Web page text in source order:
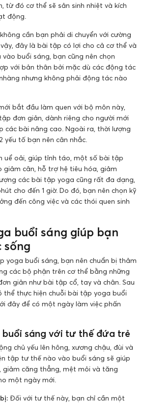
từ đó cơ thể sẽ sản sinh nhiệt và kích
động.
cần bạn phải di chuyển với cường
đây là bài tập có lợi cho cả cơ thể và
buổi sáng, bạn cũng nên chọn
với bản thân bởi mặc dù các động tác
nhưng không phải động tác nào
bắt đầu làm quen với bộ môn này,
đơn giản, dành riêng cho người mới
các bài nâng cao. Ngoài ra, thời lượng
yếu tố bạn nên cân nhắc.
uể oải, giúp tỉnh táo, một số bài tập
giảm cân, hỗ trợ hệ tiêu hóa, giảm
các bài tập yoga cũng rất đa dạng,
cho đến 1 giờ. Do đó, bạn nên chọn kỹ
đến công việc và các thói quen sinh
buổi sáng giúp bạn
sống
yoga buổi sáng, bạn nên chuẩn bị thảm
các bộ phận trên cơ thể bằng những
giản như bài tập cổ, tay và chân. Sau
thể thực hiện chuỗi bài tập yoga buổi
đây để có một ngày làm việc phấn
buổi sáng với tư thế đứa trẻ
chủ yếu lên hông, xương chậu, đùi và
tập tư thế nào vào buổi sáng sẽ giúp
căng thẳng, mệt mỏi và tăng
một ngày mới.
Đối với tư thế này, bạn chỉ cần một